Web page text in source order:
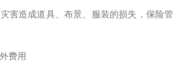
害造成道具、布景、服装的损失，保险管
费用